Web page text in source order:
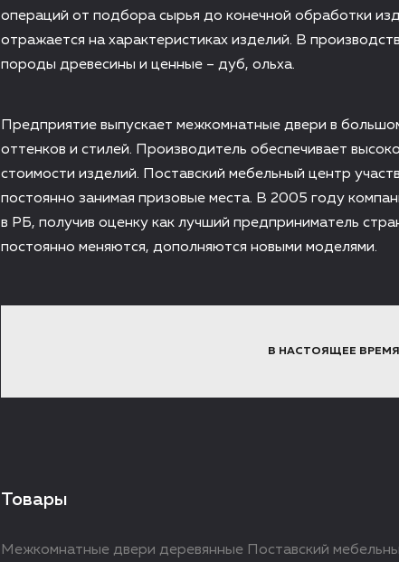
операций от подбора сырья до конечной обработки
отражается на характеристиках изделий. В
породы древесины и ценные – дуб, ольха.
Предприятие выпускает межкомнатные двери в
оттенков и стилей. Производитель обеспечивает
стоимости изделий. Поставский мебельный центр
постоянно занимая призовые места. В 2005 году
в РБ, получив оценку как лучший предприниматель
постоянно меняются, дополняются новыми моделями.
В НАСТОЯЩЕЕ
Товары
Межкомнатные двери деревянные Поставский